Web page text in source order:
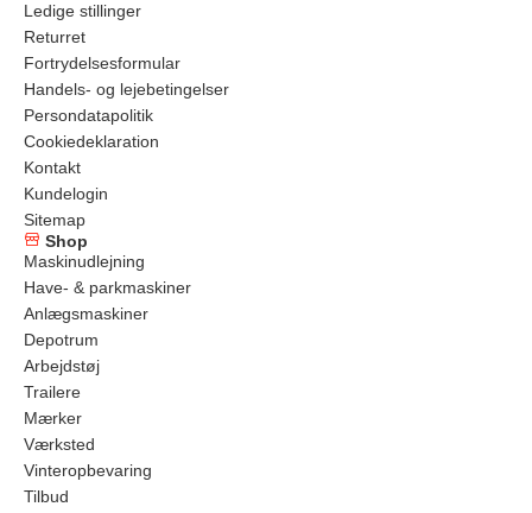
Ledige stillinger
Returret
Fortrydelsesformular
Handels- og lejebetingelser
Persondatapolitik
Cookiedeklaration
Kontakt
Kundelogin
Sitemap
Shop
Maskinudlejning
Have- & parkmaskiner
Anlægsmaskiner
Depotrum
Arbejdstøj
Trailere
Mærker
Værksted
Vinteropbevaring
Tilbud